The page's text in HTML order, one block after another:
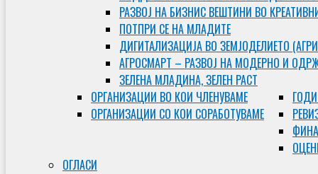
РАЗВОЈ НА БИЗНИС ВЕШТИНИ ВО
ПОТПРИ СЕ НА МЛАДИТЕ
ДИГИТАЛИЗАЦИЈА ВО ЗЕМЈОДЕЛИЕТО
АГРОСМАРТ – РАЗВОЈ НА МОДЕРНО И
ЗЕЛЕНА МЛАДИНА, ЗЕЛЕН РАСТ
ОРГAНИЗАЦИИ ВО КОИ ЧЛЕНУВАМЕ
ОРГАНИЗАЦИИ СО КОИ СОРАБОТУВАМЕ
ОГЛАСИ